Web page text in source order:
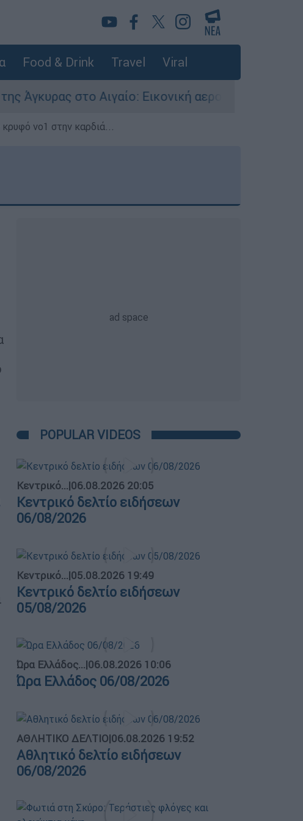
Food & Drink Travel Viral
Εικονική αερομαχία ανάμεσα σε ελληνικά
νο1 στην καρδιά...
POPULAR VIDEOS
Κεντρικό...|06.08.2026 20:05
Κεντρικό δελτίο ειδήσεων
06/08/2026
Κεντρικό...|05.08.2026 19:49
Κεντρικό δελτίο ειδήσεων
05/08/2026
Ώρα Ελλάδος...|06.08.2026 10:06
Ώρα Ελλάδος 06/08/2026
ΑΘΛΗΤΙΚΟ ΔΕΛΤΙΟ|06.08.2026 19:52
Αθλητικό δελτίο ειδήσεων
06/08/2026